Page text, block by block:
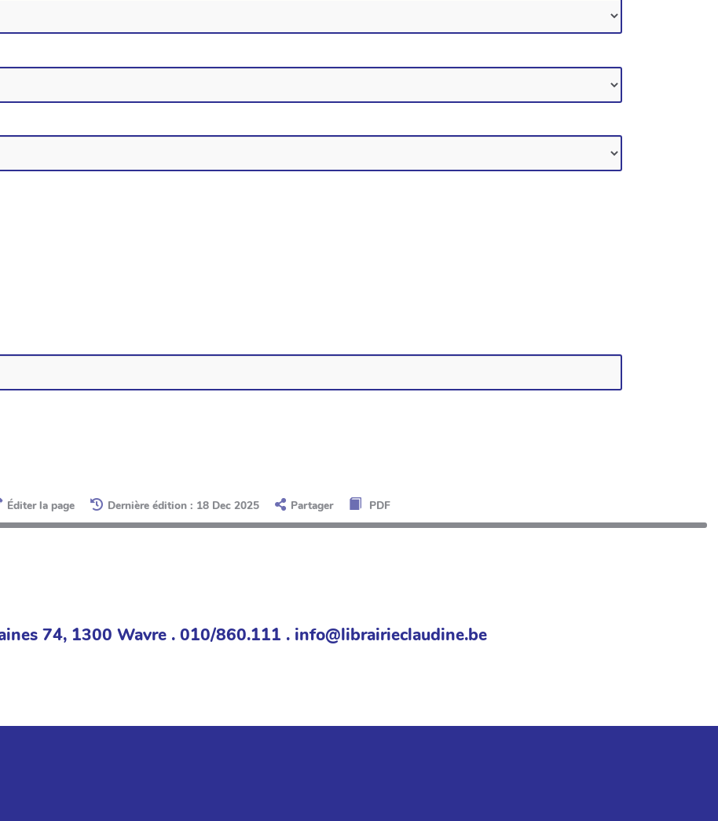
Éditer la page Dernière édition : 18 Dec 2025 Partager PDF
74, 1300 Wavre . 010/860.111 . info@librairieclaudine.be